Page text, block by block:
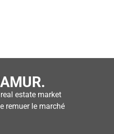
estate market
remuer le marché